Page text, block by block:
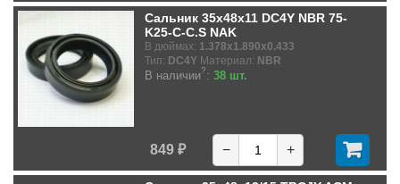
Сальник 35x48x11 DC4Y NBR 75-
K25-C-C.S NAK
В дюймах: 1.378x1.890x0.433
Тип: DC4Y Материал: NBR
В наличии?: 38 шт.
849 ₽ − +